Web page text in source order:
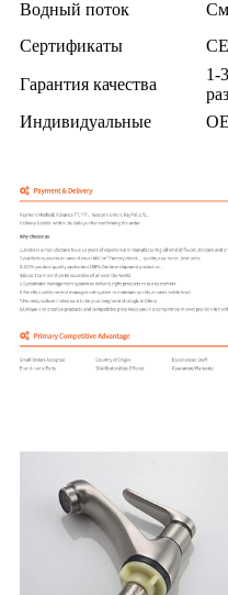
Водный поток
Сертификаты
Гарантия качества
1-
Индивидуальные